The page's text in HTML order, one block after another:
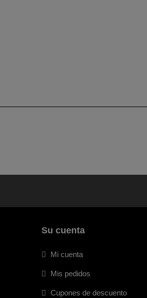
Su cuenta
Mi cuenta
Mis pedidos
Cupones de descuento